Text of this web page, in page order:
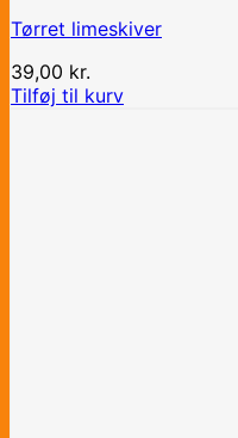
Tørret limeskiver
39,00 kr.
Tilføj til kurv